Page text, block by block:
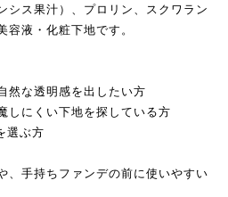
シス果汁）、プロリン、スクワラン
液・化粧下地です。
然な透明感を出したい方
しにくい下地を探している方
選ぶ方
、手持ちファンデの前に使いやすい